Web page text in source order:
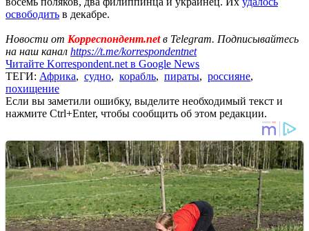
освободить в декабре.
Новости от Корреспондент.netв Telegram. Подписывайтесь
на наш канал https://t.me/korrespondentnet
Читайте Korrespondent.net в Google News
ТЕГИ: Африка, судно, корабль, пираты, россияне,
похищение
Если вы заметили ошибку, выделите необходимый текст и
нажмите Ctrl+Enter, чтобы сообщить об этом редакции.